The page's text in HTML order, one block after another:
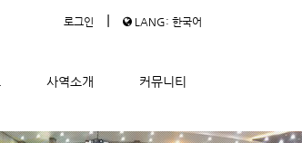
로그인 | LANG: 한국어
사역소개 커뮤니티